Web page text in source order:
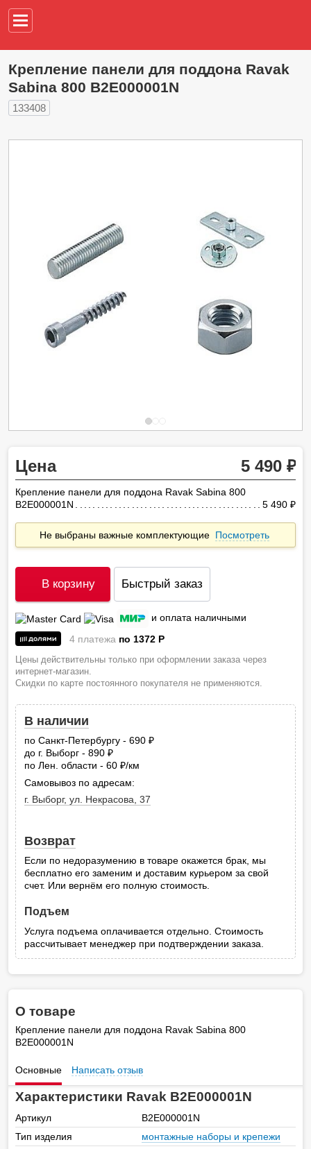
Кpепление панели для поддона Ravak
Sabina 800 B2E000001N
133408
Цена 5 490
Кpепление панели для поддона Ravak Sabina 800
B2E000001N
5 490
Не выбраны важные комплектующие Посмотреть
В корзину Быстрый заказ
и оплата наличными
4 платежа по 1372 P
Цены действительны только при оформлении заказа через
интернет-магазин.
Скидки по карте постоянного покупателя не применяются.
В наличии
по Санкт-Петербургу - 690
до г. Выборг - 890
по Лен. области - 60
руб.
/км
Самовывоз по адресам:
г. Выборг, ул. Некрасова, 37
Возврат
Если по недоразумению в товаре окажется брак, мы
бесплатно его заменим и доставим курьером за свой
счет. Или вернём его полную стоимость.
Подъем
Услуга подъема оплачивается отдельно. Стоимость
рассчитывает менеджер при подтверждении заказа.
О товаре
Кpепление панели для поддона Ravak Sabina 800
B2E000001N
Основные Написать отзыв
Характеристики Ravak B2E000001N
Артикул
B2E000001N
Тип изделия
монтажные наборы и крепежи